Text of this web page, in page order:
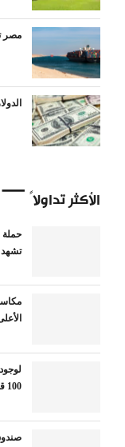
مصر
الأكثر تداولاً
حملة
تشهد
100 قرض فقط للإعلان عنهم قريبا